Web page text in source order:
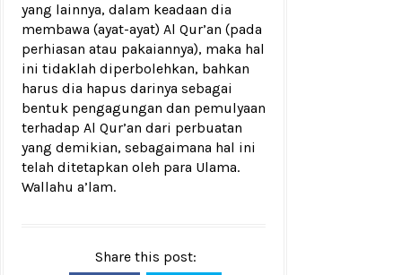
yang lainnya, dalam keadaan dia
membawa (ayat-ayat) Al Qur’an (pada
perhiasan atau pakaiannya), maka hal
ini tidaklah diperbolehkan, bahkan
harus dia hapus darinya sebagai
bentuk pengagungan dan pemulyaan
terhadap Al Qur’an dari perbuatan
yang demikian, sebagaimana hal ini
telah ditetapkan oleh para Ulama.
Wallahu a’lam.
Share this post: